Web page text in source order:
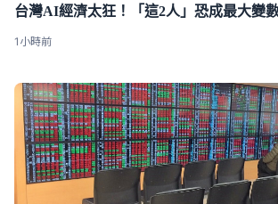
台灣AI經濟太狂！「這2人」恐成最大變
1小時前